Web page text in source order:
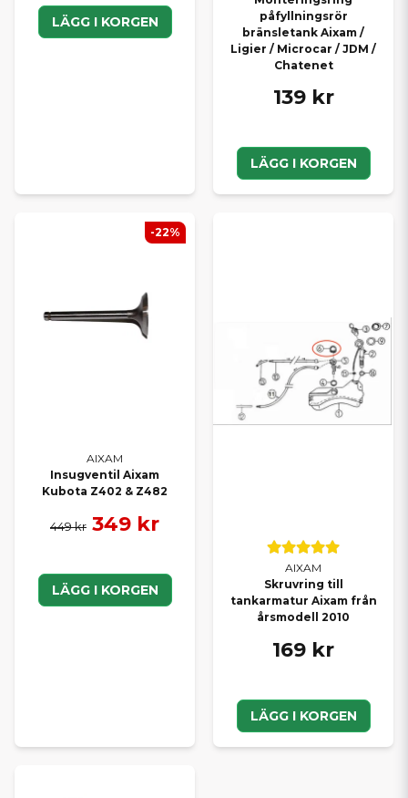
LÄGG I KORGEN
påfyllningsrör
bränsletank Aixam /
Ligier / Microcar / JDM /
Chatenet
139 kr
LÄGG I KORGEN
AIXAM
Insugventil Aixam
Kubota Z402 & Z482
449 kr 349 kr
LÄGG I KORGEN
-22%
AIXAM
Skruvring till
tankarmatur Aixam från
årsmodell 2010
169 kr
LÄGG I KORGEN